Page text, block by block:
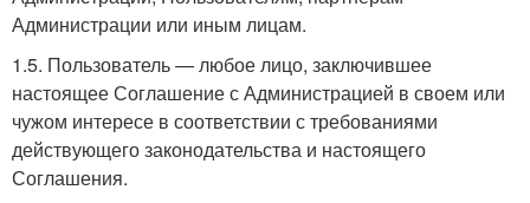
Администрации или иным лицам.
1.5. Пользователь — любое лицо, заключившее
настоящее Соглашение с Администрацией в своем или
чужом интересе в соответствии с требованиями
действующего законодательства и настоящего
Соглашения.